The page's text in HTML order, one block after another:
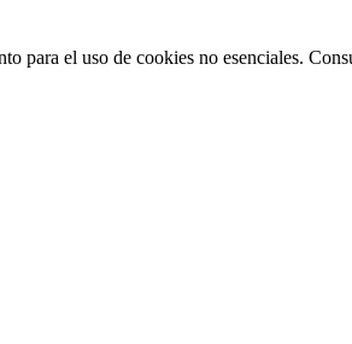
para el uso de cookies no esenciales.